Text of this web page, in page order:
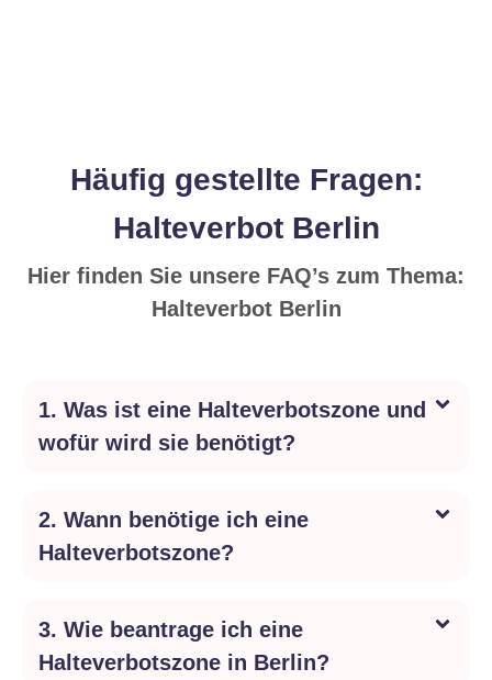
Häufig gestellte Fragen:
Halteverbot Berlin
Hier finden Sie unsere FAQ’s zum Thema:
Halteverbot Berlin
1. Was ist eine Halteverbotszone und
wofür wird sie benötigt?
2. Wann benötige ich eine
Halteverbotszone?
3. Wie beantrage ich eine
Halteverbotszone in Berlin?